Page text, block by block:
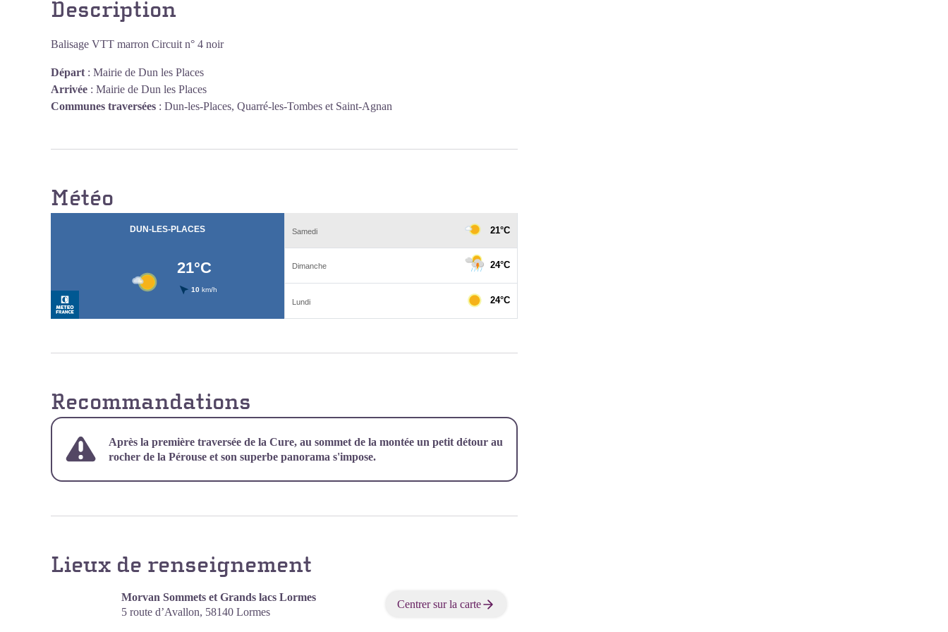
Voir l'image en plein écran
Description
Balisage VTT marron Circuit n° 4 noir
Départ : Mairie de Dun les Places
Arrivée : Mairie de Dun les Places
Communes traversées : Dun-les-Places, Quarré-les-Tombes et Saint-Agnan
Météo
Recommandations
Après la première traversée de la Cure, au sommet de la montée un petit détour au
rocher de la Pérouse et son superbe panorama s'impose.
Lieux de renseignement
Morvan Sommets et Grands lacs Lormes
5 route d’Avallon, 58140 Lormes
Centrer sur la carte